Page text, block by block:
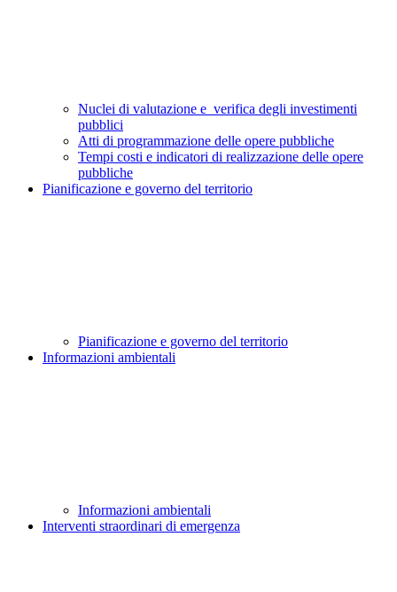
Nuclei di valutazione e verifica degli investimenti
pubblici
Atti di programmazione delle opere pubbliche
Tempi costi e indicatori di realizzazione delle opere
pubbliche
Pianificazione e governo del territorio
Pianificazione e governo del territorio
Informazioni ambientali
Informazioni ambientali
Interventi straordinari di emergenza